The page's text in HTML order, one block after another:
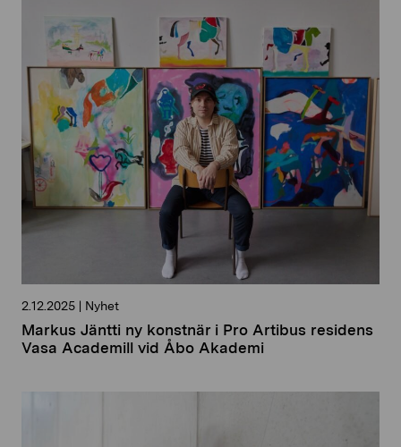
2.12.2025 | Nyhet
Markus Jäntti ny konstnär i Pro Artibus residens
Vasa Academill vid Åbo Akademi